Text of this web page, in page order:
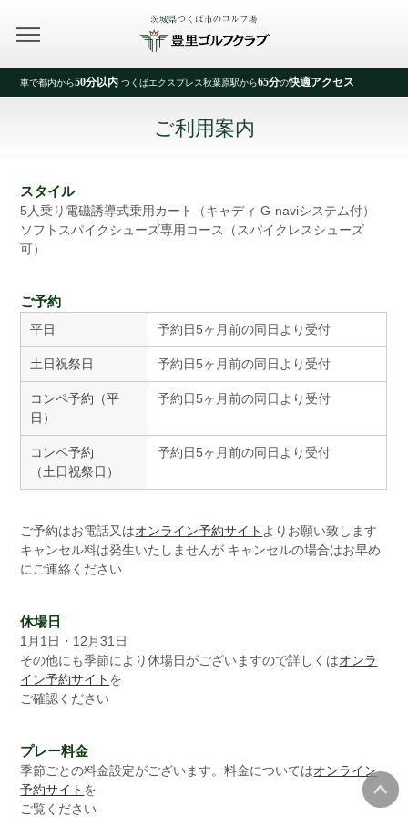
車で都内から50分以内 つくばエクスプレス秋葉原駅から65分の快適アクセス
ご利用案内
スタイル
5人乗り電磁誘導式乗用カート（キャディ G-naviシステム付）
ソフトスパイクシューズ専用コース（スパイクレスシューズ
可）
ご予約
平日 予約日5ヶ月前の同日より受付
土日祝祭日 予約日5ヶ月前の同日より受付
コンペ予約（平
日）
予約日5ヶ月前の同日より受付
コンペ予約
（土日祝祭日）
予約日5ヶ月前の同日より受付
ご予約はお電話又はオンライン予約サイト よりお願い致します
キャンセル料は発生いたしませんが キャンセルの場合はお早め
にご連絡ください
休場日
1月1日・12月31日
その他にも季節により休場日がございますので詳しくはオンラ
イン予約サイト を
ご確認ください
プレー料金
季節ごとの料金設定がございます。料金についてはオンライン
予約サイト を
ご覧ください